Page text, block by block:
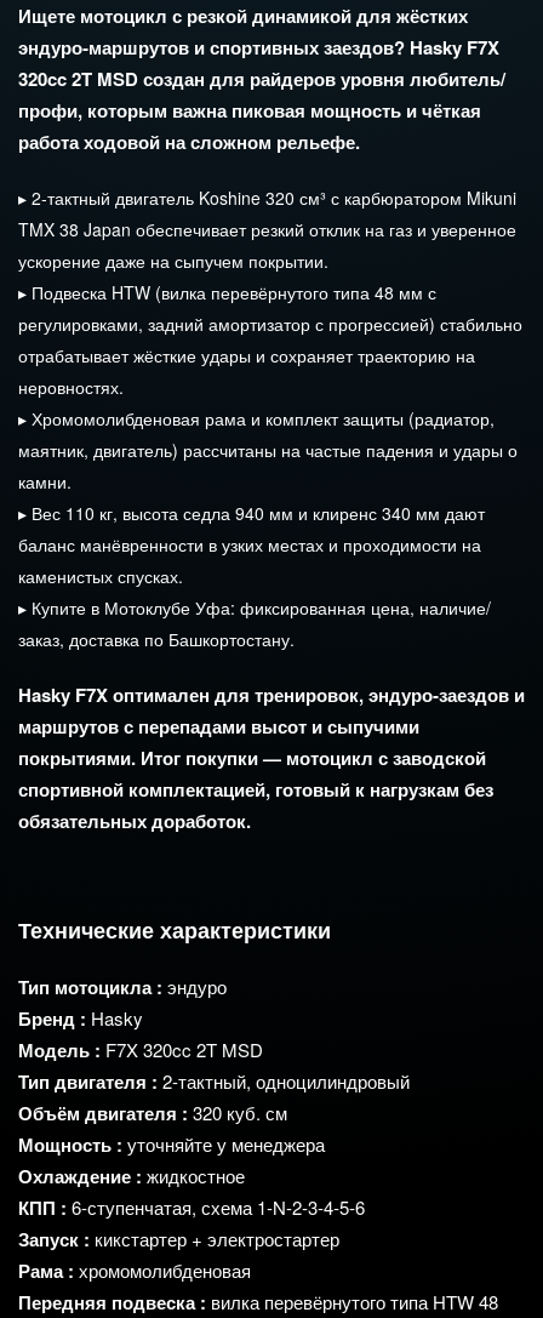
Ищете мотоцикл с резкойдинамикойдля жёстких
эндуро‑маршрутов испортивныхзаездов? Hasky F7X
320cc2T MSDсоздан для райдеровуровня любитель/
профи, которым важнапиковая мощность ичёткая
работаходовой насложном рельефе.
▸ 2‑тактный двигатель Koshine 320 см³ с карбюратором Mikuni
TMX 38 Japan обеспечиваетрезкий отклик на газ и уверенное
ускорение даже на сыпучем покрытии.
▸ Подвеска HTW (вилка перевёрнутого типа 48 мм с
регулировками, задний амортизатор с прогрессией) стабильно
отрабатываетжёсткие удары и сохраняеттраекторию на
неровностях.
▸ Хромомолибденовая рама и комплектзащиты (радиатор,
маятник, двигатель) рассчитаны на частые падения и удары о
камни.
▸ Вес 110 кг, высота седла 940 мм и клиренс 340 мм дают
баланс манёвренности в узких местах и проходимости на
каменистых спусках.
▸ Купите в Мотоклубе Уфа: фиксированная цена, наличие/
заказ, доставка по Башкортостану.
Hasky F7Xоптимален для тренировок,эндуро‑заездов и
маршрутовс перепадами высот исыпучими
покрытиями. Итог покупки— мотоцикл сзаводской
спортивной комплектацией, готовый к нагрузкам без
обязательныхдоработок.
Техническиехарактеристики
Тип мотоцикла: эндуро
Бренд : Hasky
Модель : F7X320cc 2T MSD
Тип двигателя : 2‑тактный, одноцилиндровый
Объём двигателя : 320 куб. см
Мощность : уточняйтеу менеджера
Охлаждение : жидкостное
КПП : 6‑ступенчатая, схема 1‑N‑2‑3‑4‑5‑6
Запуск : кикстартер + электростартер
Рама: хромомолибденовая
Передняя подвеска: вилка перевёрнутоготипа HTW48